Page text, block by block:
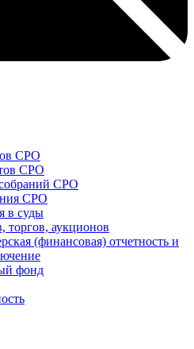
СРО
СРО
СРО
СРО
в суды
торгов, аукционов
(финансовая) отчетность и
фонд